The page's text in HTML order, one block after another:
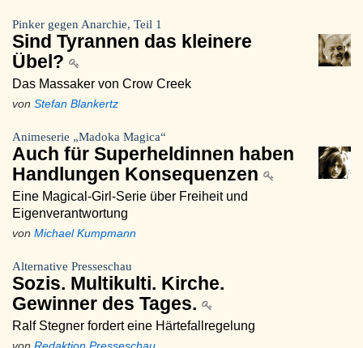
Pinker gegen Anarchie, Teil 1
Sind Tyrannen das kleinere
Übel?
Das Massaker von Crow Creek
von Stefan Blankertz
Animeserie „Madoka Magica“
Auch für Superheldinnen haben
Handlungen Konsequenzen
Eine Magical-Girl-Serie über Freiheit und
Eigenverantwortung
von Michael Kumpmann
Alternative Presseschau
Sozis. Multikulti. Kirche.
Gewinner des Tages.
Ralf Stegner fordert eine Härtefallregelung